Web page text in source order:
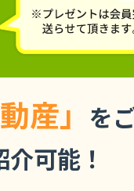
産」 を
可能！